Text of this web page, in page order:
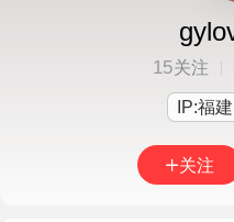
15关注
IP:福建
关注